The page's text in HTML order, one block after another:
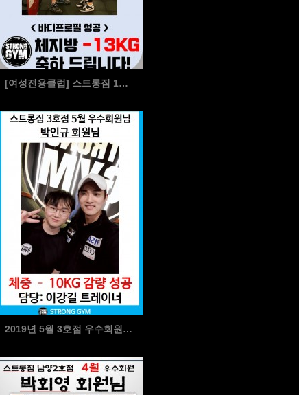
[여성전용클럽] 스트롱짐 1호점 6월 우수회원 < 이지…
2019년 5월 3호점 우수회원님(2)